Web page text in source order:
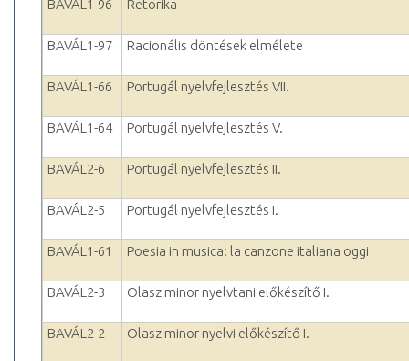
BAVÁL1-96 Retorika
BAVÁL1-97 Racionális döntések elmélete
BAVÁL1-66 Portugál nyelvfejlesztés VII.
BAVÁL1-64 Portugál nyelvfejlesztés V.
BAVÁL2-6 Portugál nyelvfejlesztés II.
BAVÁL2-5 Portugál nyelvfejlesztés I.
BAVÁL1-61 Poesia in musica: la canzone italiana oggi
BAVÁL2-3 Olasz minor nyelvtani előkészítő I.
BAVÁL2-2 Olasz minor nyelvi előkészítő I.